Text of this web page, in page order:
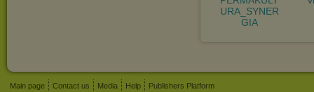
URA_SYNER
GIA
Main page Contact us Media Help
Publishers Platform